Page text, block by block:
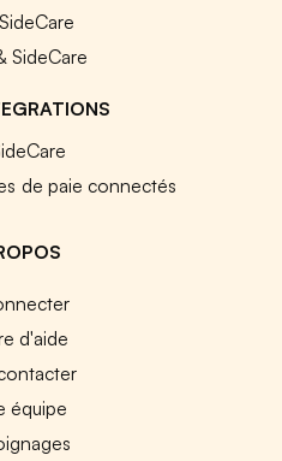
SideCare
de paie connectés
d'aide
équipe